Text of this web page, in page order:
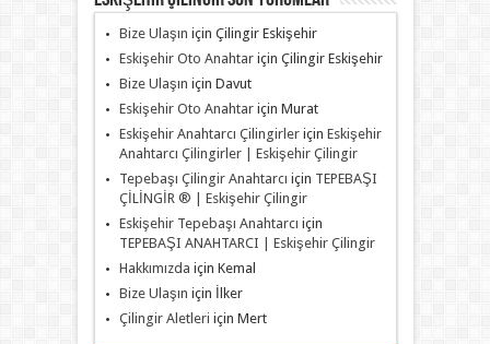
Bize Ulaşın için Çilingir Eskişehir
Eskişehir Oto Anahtariçin Çilingir Eskişehir
Bize Ulaşın için Davut
Eskişehir Oto Anahtariçin Murat
Eskişehir Anahtarcı Çilingirleriçin Eskişehir
Anahtarcı Çilingirler | Eskişehir Çilingir
Tepebaşı Çilingir Anahtarcı için TEPEBAŞI
ÇİLİNGİR ® | Eskişehir Çilingir
Eskişehir Tepebaşı Anahtarcı için
TEPEBAŞI ANAHTARCI | Eskişehir Çilingir
Hakkımızda için Kemal
Bize Ulaşın için
İlker
Çilingir Aletleri için Mert